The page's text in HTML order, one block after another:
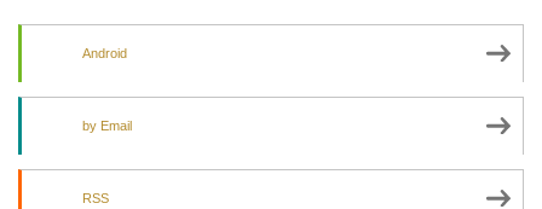
Android
by Email
RSS